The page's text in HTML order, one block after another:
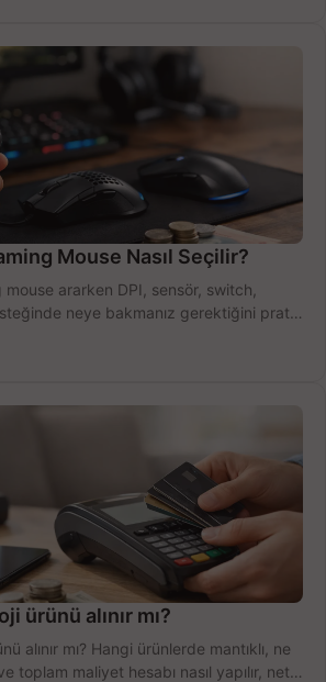
Mouse Nasıl Seçilir?
ararken DPI, sensör, switch,
neye bakmanız gerektiğini pratik
ürünü alınır mı?
alınır mı? Hangi ürünlerde mantıklı, ne
toplam maliyet hesabı nasıl yapılır, net